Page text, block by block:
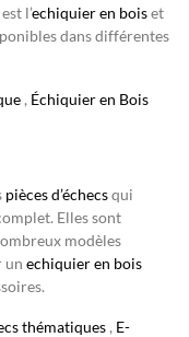
l’echiquier en boiset
dans différentes
, Échiquier en Bois
pièces d’échecsqui
Elles sont
modèles
un echiquier en bois
thématiques , E-